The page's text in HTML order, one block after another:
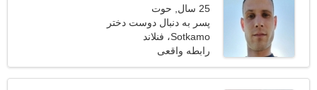
25 سال, حوت
پسر به دنبال دوست دختر
است 23-29
Sotkamo، فنلاند
رابطه واقعی